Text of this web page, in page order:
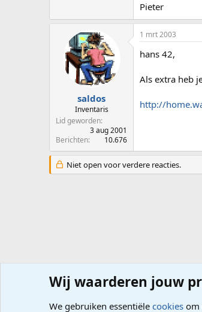
Pieter
saldos
Inventaris
Lid geworden
3 aug 2001
Berichten
10.676
1 mrt 2003
hans 42,
Als extra heb
http://
Niet open voor verdere reacties.
Forums Computerproblemen Software
Wij waarderen jouw
We gebruiken essentiële cookies om